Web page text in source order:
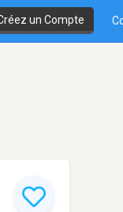
un Compte